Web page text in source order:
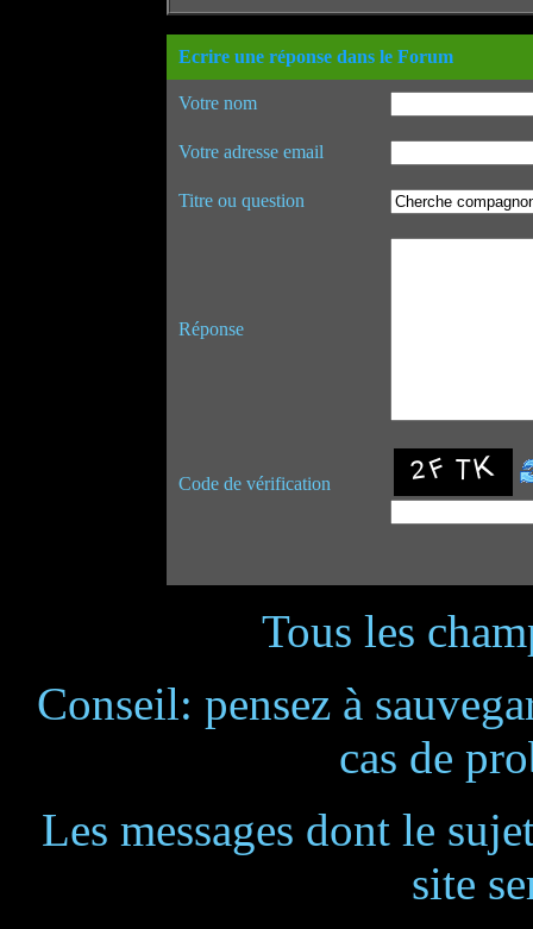
Ecrire une réponse dans le Forum
Votre nom
Votre adresse email
Titre ou question
Réponse
Code de vérification
Tous les
Conseil: pensez à
cas de
Les messages dont le
site